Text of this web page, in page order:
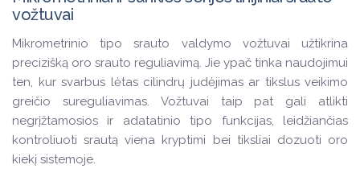
vožtuvai
Mikrometrinio tipo srauto valdymo vožtuvai užtikrina
precizišką oro srauto reguliavimą. Jie ypač tinka naudojimui
ten, kur svarbus lėtas cilindrų judėjimas ar tikslus veikimo
greičio sureguliavimas. Vožtuvai taip pat gali atlikti
negrįžtamosios ir adatatinio tipo funkcijas, leidžiančias
kontroliuoti srautą viena kryptimi bei tiksliai dozuoti oro
kiekį sistemoje.